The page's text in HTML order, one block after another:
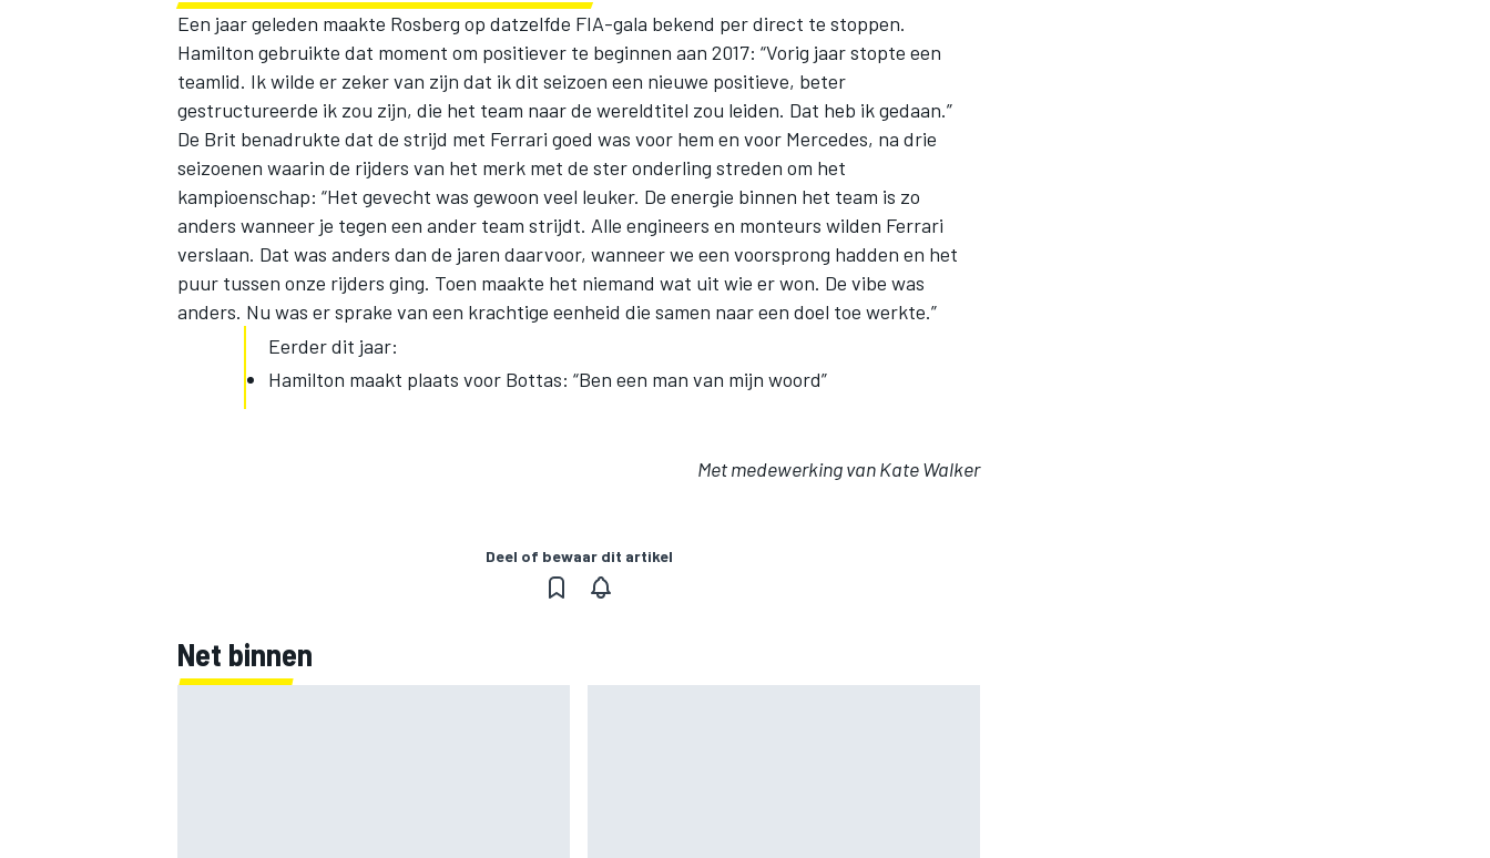
Een jaar geleden maakte Rosberg op datzelfde FIA-gala bekend per direct te stoppen.
Hamilton gebruikte dat moment om positiever te beginnen aan 2017: “Vorig jaar stopte een
teamlid. Ik wilde er zeker van zijn dat ik dit seizoen een nieuwe positieve, beter
gestructureerde ik zou zijn, die het team naar de wereldtitel zou leiden. Dat heb ik gedaan.”
De Brit benadrukte dat de strijd met Ferrari goed was voor hem en voor Mercedes, na drie
seizoenen waarin de rijders van het merk met de ster onderling streden om het
kampioenschap: “Het gevecht was gewoon veel leuker. De energie binnen het team is zo
anders wanneer je tegen een ander team strijdt. Alle engineers en monteurs wilden Ferrari
verslaan. Dat was anders dan de jaren daarvoor, wanneer we een voorsprong hadden en het
puur tussen onze rijders ging. Toen maakte het niemand wat uit wie er won. De vibe was
anders. Nu was er sprake van een krachtige eenheid die samen naar een doel toe werkte.”
Eerder dit jaar:
Hamilton maakt plaats voor Bottas: “Ben een man van mijn woord”
Met medewerking van Kate Walker
Deel of bewaar dit artikel
Net binnen